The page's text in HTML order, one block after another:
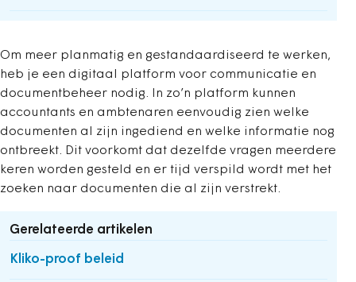
Om meer planmatig en gestandaardiseerd te werken,
heb je een digitaal platform voor communicatie en
documentbeheer nodig. In zo’n platform kunnen
accountants en ambtenaren eenvoudig zien welke
documenten al zijn ingediend en welke informatie nog
ontbreekt. Dit voorkomt dat dezelfde vragen meerdere
keren worden gesteld en er tijd verspild wordt met het
zoeken naar documenten die al zijn verstrekt.
Gerelateerde artikelen
Kliko-proof beleid